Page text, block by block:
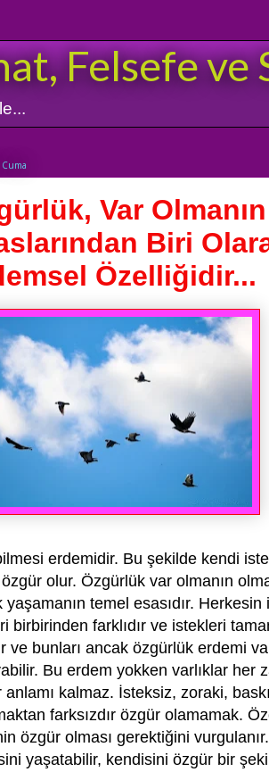
Felsefe ve
Var
Biri
Özelliğidir...
erdemidir. Bu şekilde kendi
özgür olur. Özgürlük var olmanın
yaşamanın temel esasıdır.
birbirinden farklıdır ve istekleri
ve bunları ancak özgürlük erdemi
Bu erdem yokken varlıklar her
anlamı kalmaz. İsteksiz, zoraki,
farksızdır özgür olamamak.
özgür olması gerektiğini
yaşatabilir, kendisini özgür bir